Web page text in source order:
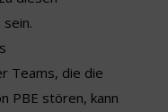
Teams, die die
PBE stören, kann